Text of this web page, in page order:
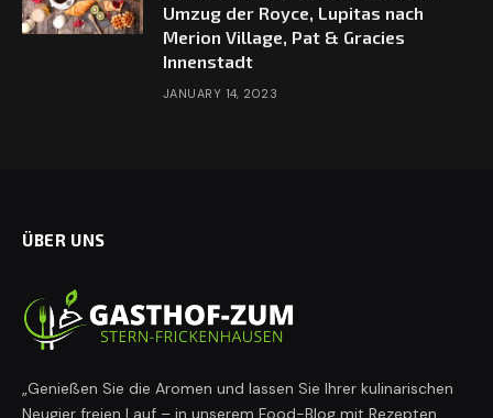
Umzug der Royce, Lupitas nach
Merion Village, Pat & Gracies
Innenstadt
JANUARY 14, 2023
ÜBER UNS
„Genießen Sie die Aromen und lassen Sie Ihrer kulinarischen
Neugier freien Lauf – in unserem Food-Blog mit Rezepten,